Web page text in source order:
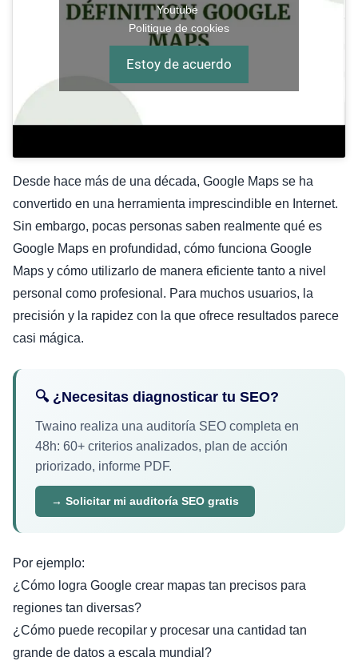
Youtube
Politique de cookies
Estoy de acuerdo
Desde hace más de una década, Google Maps se ha
convertido en una herramienta imprescindible en Internet.
Sin embargo, pocas personas saben realmente qué es
Google Maps en profundidad, cómo funciona Google
Maps y cómo utilizarlo de manera eficiente tanto a nivel
personal como profesional. Para muchos usuarios, la
precisión y la rapidez con la que ofrece resultados parece
casi mágica.
🔍 ¿Necesitas diagnosticar tu SEO?
Twaino realiza una auditoría SEO completa en
48h: 60+ criterios analizados, plan de acción
priorizado, informe PDF.
→ Solicitar mi auditoría SEO gratis
Por ejemplo:
¿Cómo logra Google crear mapas tan precisos para
regiones tan diversas?
¿Cómo puede recopilar y procesar una cantidad tan
grande de datos a escala mundial?